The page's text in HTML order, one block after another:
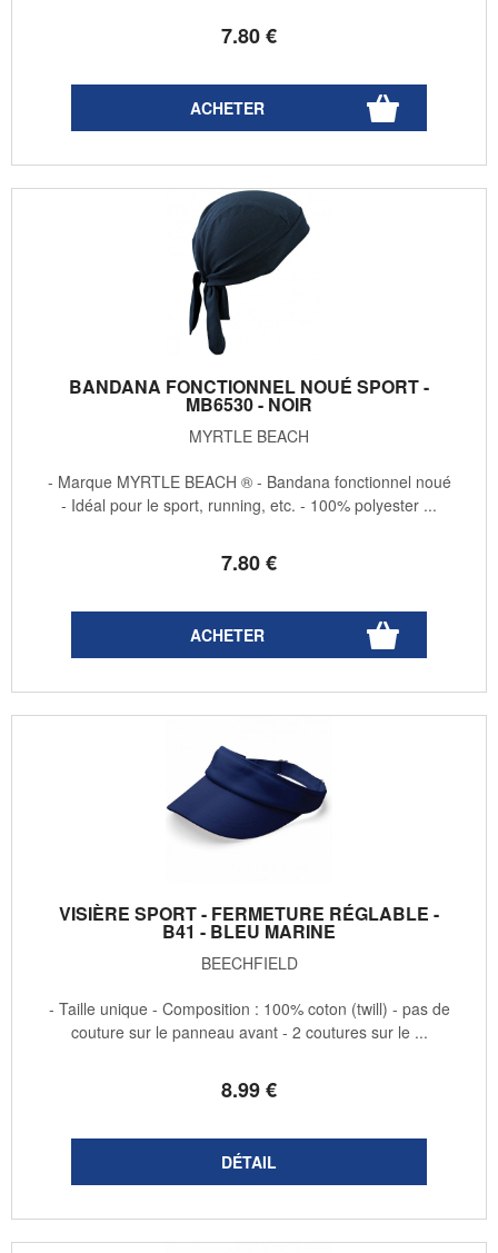
7.80€
BANDANA FONCTIONNEL NOUÉ SPORT -
MB6530 - NOIR
MYRTLE BEACH
7.80€
- Marque MYRTLE BEACH ® - Bandana fonctionnel noué
- Idéal pour le sport, running, etc. - 100% polyester ...
VISIÈRE SPORT - FERMETURE RÉGLABLE -
B41 - BLEU MARINE
BEECHFIELD
8.99€
- Taille unique - Composition : 100% coton (twill) - pas de
couture sur le panneau avant - 2 coutures sur le ...